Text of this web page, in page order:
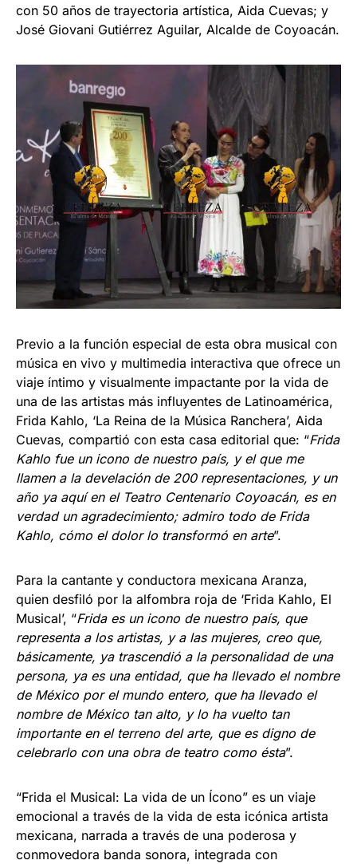
con 50 años de trayectoria artística, Aida Cuevas; y
José Giovani Gutiérrez Aguilar, Alcalde de Coyoacán.
Previo a la función especial de esta obra musical con
música en vivo y multimedia interactiva que ofrece un
viaje íntimo y visualmente impactante por la vida de
una de las artistas más influyentes de Latinoamérica,
Frida Kahlo, ‘La Reina de la Música Ranchera’, Aida
Cuevas, compartió con esta casa editorial que: “Frida
Kahlo fue un icono de nuestro país, y el que me
llamen a la develación de 200 representaciones, y un
año ya aquí en el Teatro Centenario Coyoacán, es en
verdad un agradecimiento; admiro todo de Frida
Kahlo, cómo el dolor lo transformó en arte”.
Para la cantante y conductora mexicana Aranza,
quien desfiló por la alfombra roja de ‘Frida Kahlo, El
Musical’, “Frida es un icono de nuestro país, que
representa a los artistas, y a las mujeres, creo que,
básicamente, ya trascendió a la personalidad de una
persona, ya es una entidad, que ha llevado el nombre
de México por el mundo entero, que ha llevado el
nombre de México tan alto, y lo ha vuelto tan
importante en el terreno del arte, que es digno de
celebrarlo con una obra de teatro como ésta”.
“Frida el Musical: La vida de un Ícono” es un viaje
emocional a través de la vida de esta icónica artista
mexicana, narrada a través de una poderosa y
conmovedora banda sonora, integrada con